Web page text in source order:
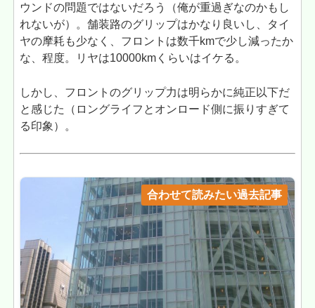
ウンドの問題ではないだろう（俺が重過ぎなのかもし
れないが）。舗装路のグリップはかなり良いし、タイ
ヤの摩耗も少なく、フロントは数千kmで少し減ったか
な、程度。リヤは10000kmくらいはイケる。
しかし、フロントのグリップ力は明らかに純正以下だ
と感じた（ロングライフとオンロード側に振りすぎて
る印象）。
合わせて読みたい過去記事